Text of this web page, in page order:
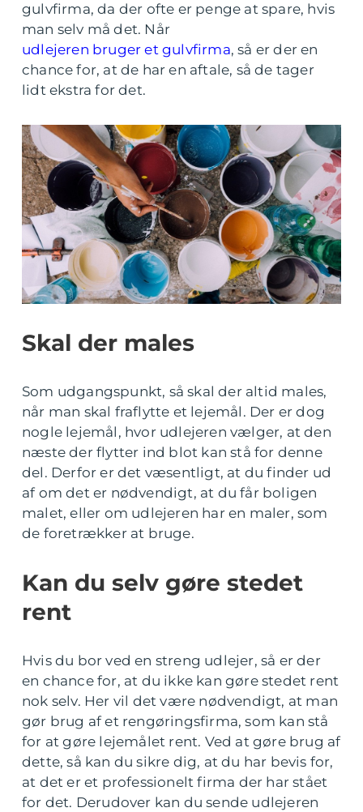
gulvfirma, da der ofte er penge at spare, hvis
man selv må det. Når
udlejeren bruger et gulvfirma, så er der en
chance for, at de har en aftale, så de tager
lidt ekstra for det.
Skal der males
Som udgangspunkt, så skal der altid males,
når man skal fraflytte et lejemål. Der er dog
nogle lejemål, hvor udlejeren vælger, at den
næste der flytter ind blot kan stå for denne
del. Derfor er det væsentligt, at du finder ud
af om det er nødvendigt, at du får boligen
malet, eller om udlejeren har en maler, som
de foretrækker at bruge.
Kan du selv gøre stedet
rent
Hvis du bor ved en streng udlejer, så er der
en chance for, at du ikke kan gøre stedet rent
nok selv. Her vil det være nødvendigt, at man
gør brug af et rengøringsfirma, som kan stå
for at gøre lejemålet rent. Ved at gøre brug af
dette, så kan du sikre dig, at du har bevis for,
at det er et professionelt firma der har stået
for det. Derudover kan du sende udlejeren